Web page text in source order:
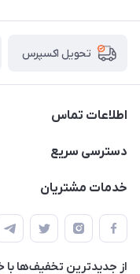
تحویل اکسپرس
اطلاعات تماس
09165044753
دسترسی سریع
حساب کاربری
لیست محصولات
درباره ما
خدمات مشتریان
قوانین و مقررات
حریم خصوصی
از جدید‌ترین تخفیف‌ها با‌